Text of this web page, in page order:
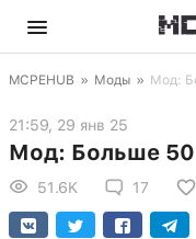
MCPEHUB » Моды » Мод:
21:59, 29 янв 25
Мод: Больше
51.6K 17